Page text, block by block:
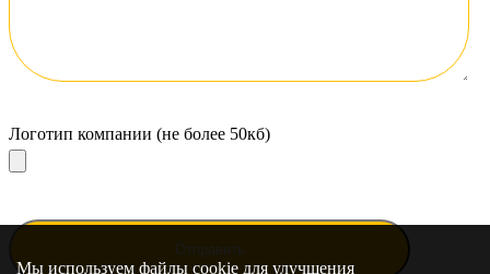
Мы используем файлы cookie для улучшения
Логотип компании (не более 50кб)